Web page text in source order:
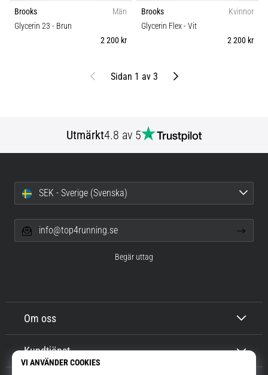
Brooks
Män
Glycerin 23 - Brun
2 200 kr
Brooks
Kvinnor
Glycerin Flex- Vit
2 200 kr
Föregående
Sidan 1 av 3 Nästa
Utmärkt4.8 av 5
Om oss
Kundtjänst
SEK - Sverige (Svenska)
info@top4running.se
Begär uttag